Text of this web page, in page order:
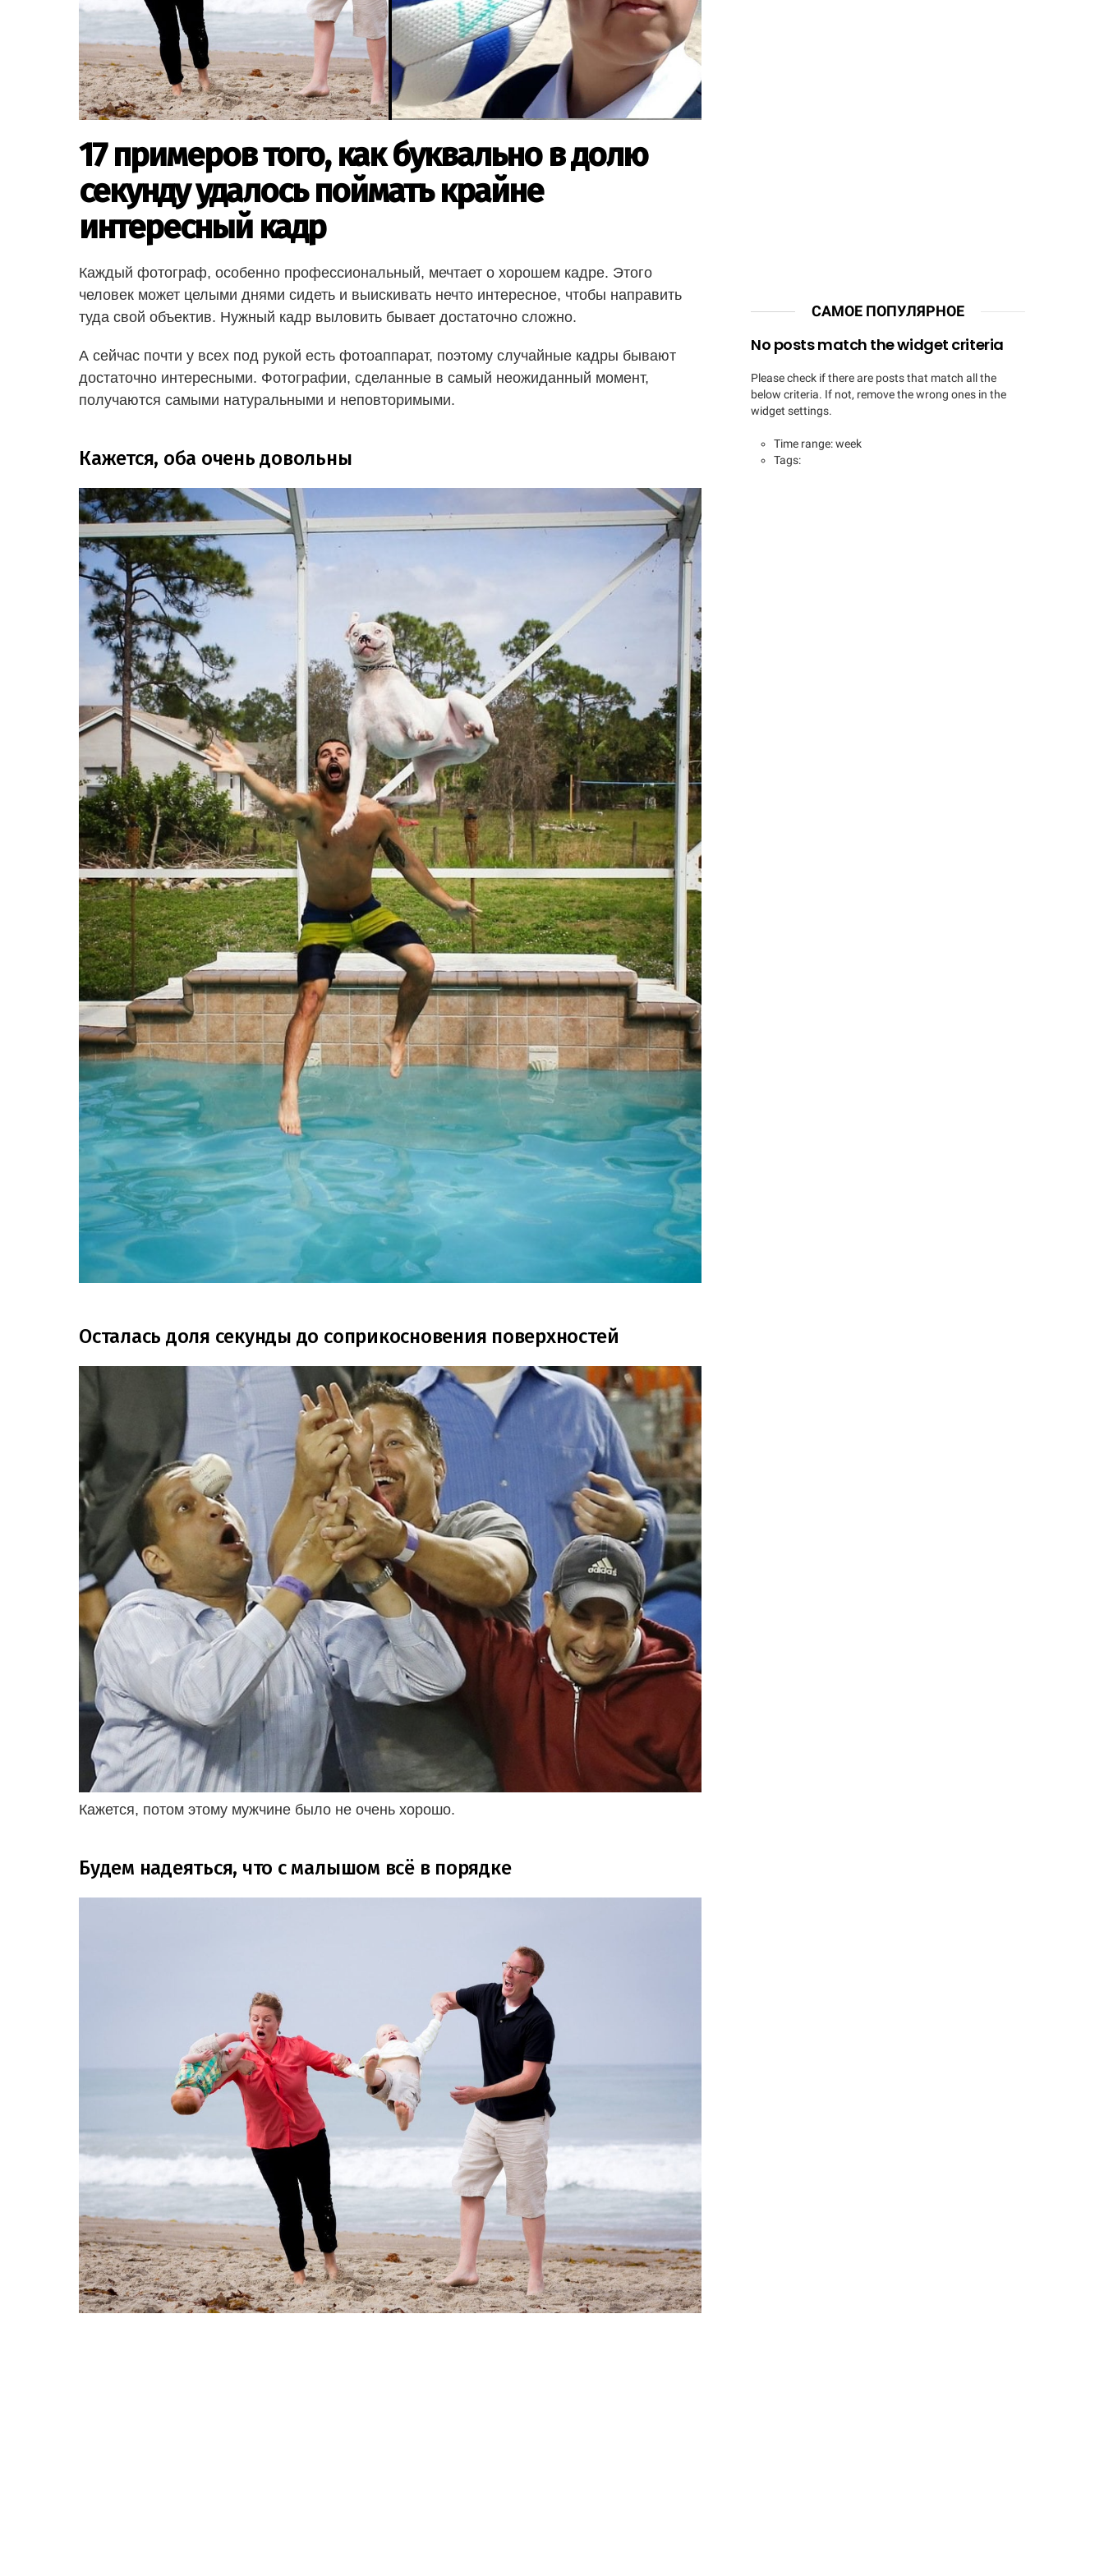
17 примеров того, как буквально в долю
секунду удалось поймать крайне
интересный кадр
Каждый фотограф, особенно профессиональный, мечтает о хорошем кадре. Этого
человек может целыми днями сидеть и выискивать нечто интересное, чтобы направить
туда свой объектив. Нужный кадр выловить бывает достаточно сложно.
А сейчас почти у всех под рукой есть фотоаппарат, поэтому случайные кадры бывают
достаточно интересными. Фотографии, сделанные в самый неожиданный момент,
получаются самыми натуральными и неповторимыми.
Кажется, оба очень довольны
Осталась доля секунды до соприкосновения поверхностей
Кажется, потом этому мужчине было не очень хорошо.
Будем надеяться, что с малышом всё в порядке
САМОЕ ПОПУЛЯРНОЕ
No posts match the widget criteria
Please check if there are posts that match all the
below criteria. If not, remove the wrong ones in the
widget settings.
Time range: week
Tags: